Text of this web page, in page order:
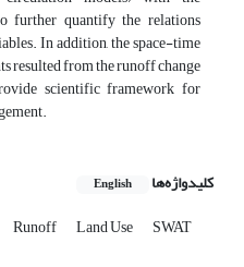
further quantify the relations
In addition, the space-time
resulted from the runoff change
scientific framework for
کلیدواژه‌ها English
Runoff Land Use SWAT